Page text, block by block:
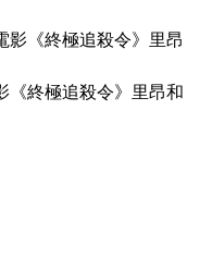
終極追殺令》里昂和